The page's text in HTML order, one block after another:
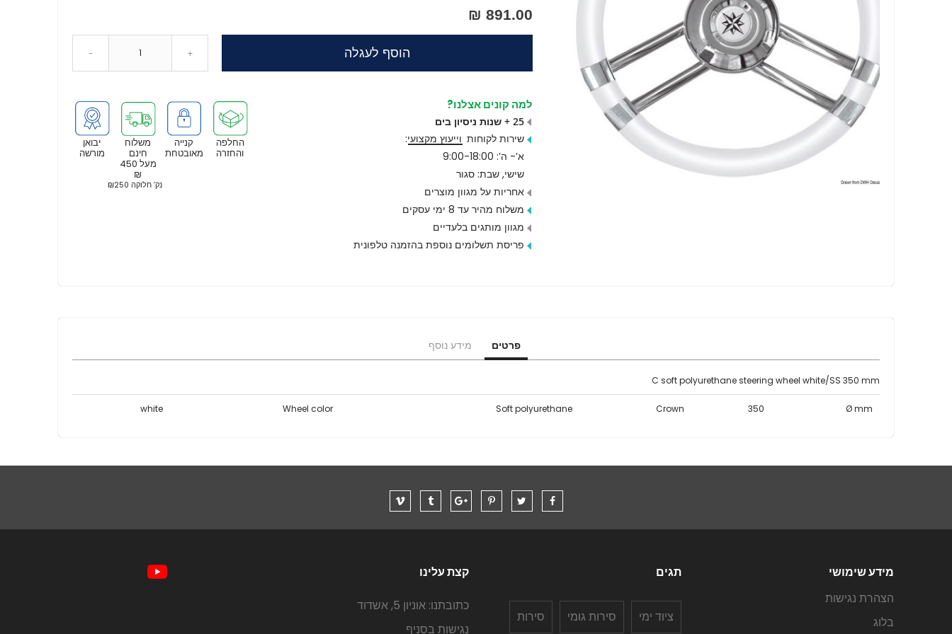
891.00 ₪
- + הוסף לעגלה
יבואן
מורשה
משלוח
חינם
מעל 450
₪
נק’ חלוקה ₪250
קנייה
מאובטחת
החלפה
והחזרה
למה קונים אצלנו?
25 + שנות ניסיון בים
שירות לקוחות וייעוץ מקצועי:
א’- ה’: 9:00-18:00
שישי, שבת: סגור
אחריות על מגוון מוצרים
משלוח מהיר עד 8 ימי עסקים
מגוון מותגים בלעדיים
פריסת תשלומים נוספת בהזמנה טלפונית
פרטים
C soft polyurethane steering wheel white/SS 350 mm
Ø mm
350
Crown
Soft polyurethane
Wheel color
white
מידע נוסף
מידע שימושי
הצהרת נגישות
בלוג
תגים
ציוד ימי סירות גומי סירות
קצת עלינו
כתובתנו: אוניון 5, אשדוד
נגישות בסניף